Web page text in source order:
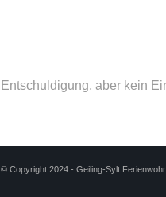
Entschuldigung, aber kein
© Copyright 2024 - Geiling-Sylt